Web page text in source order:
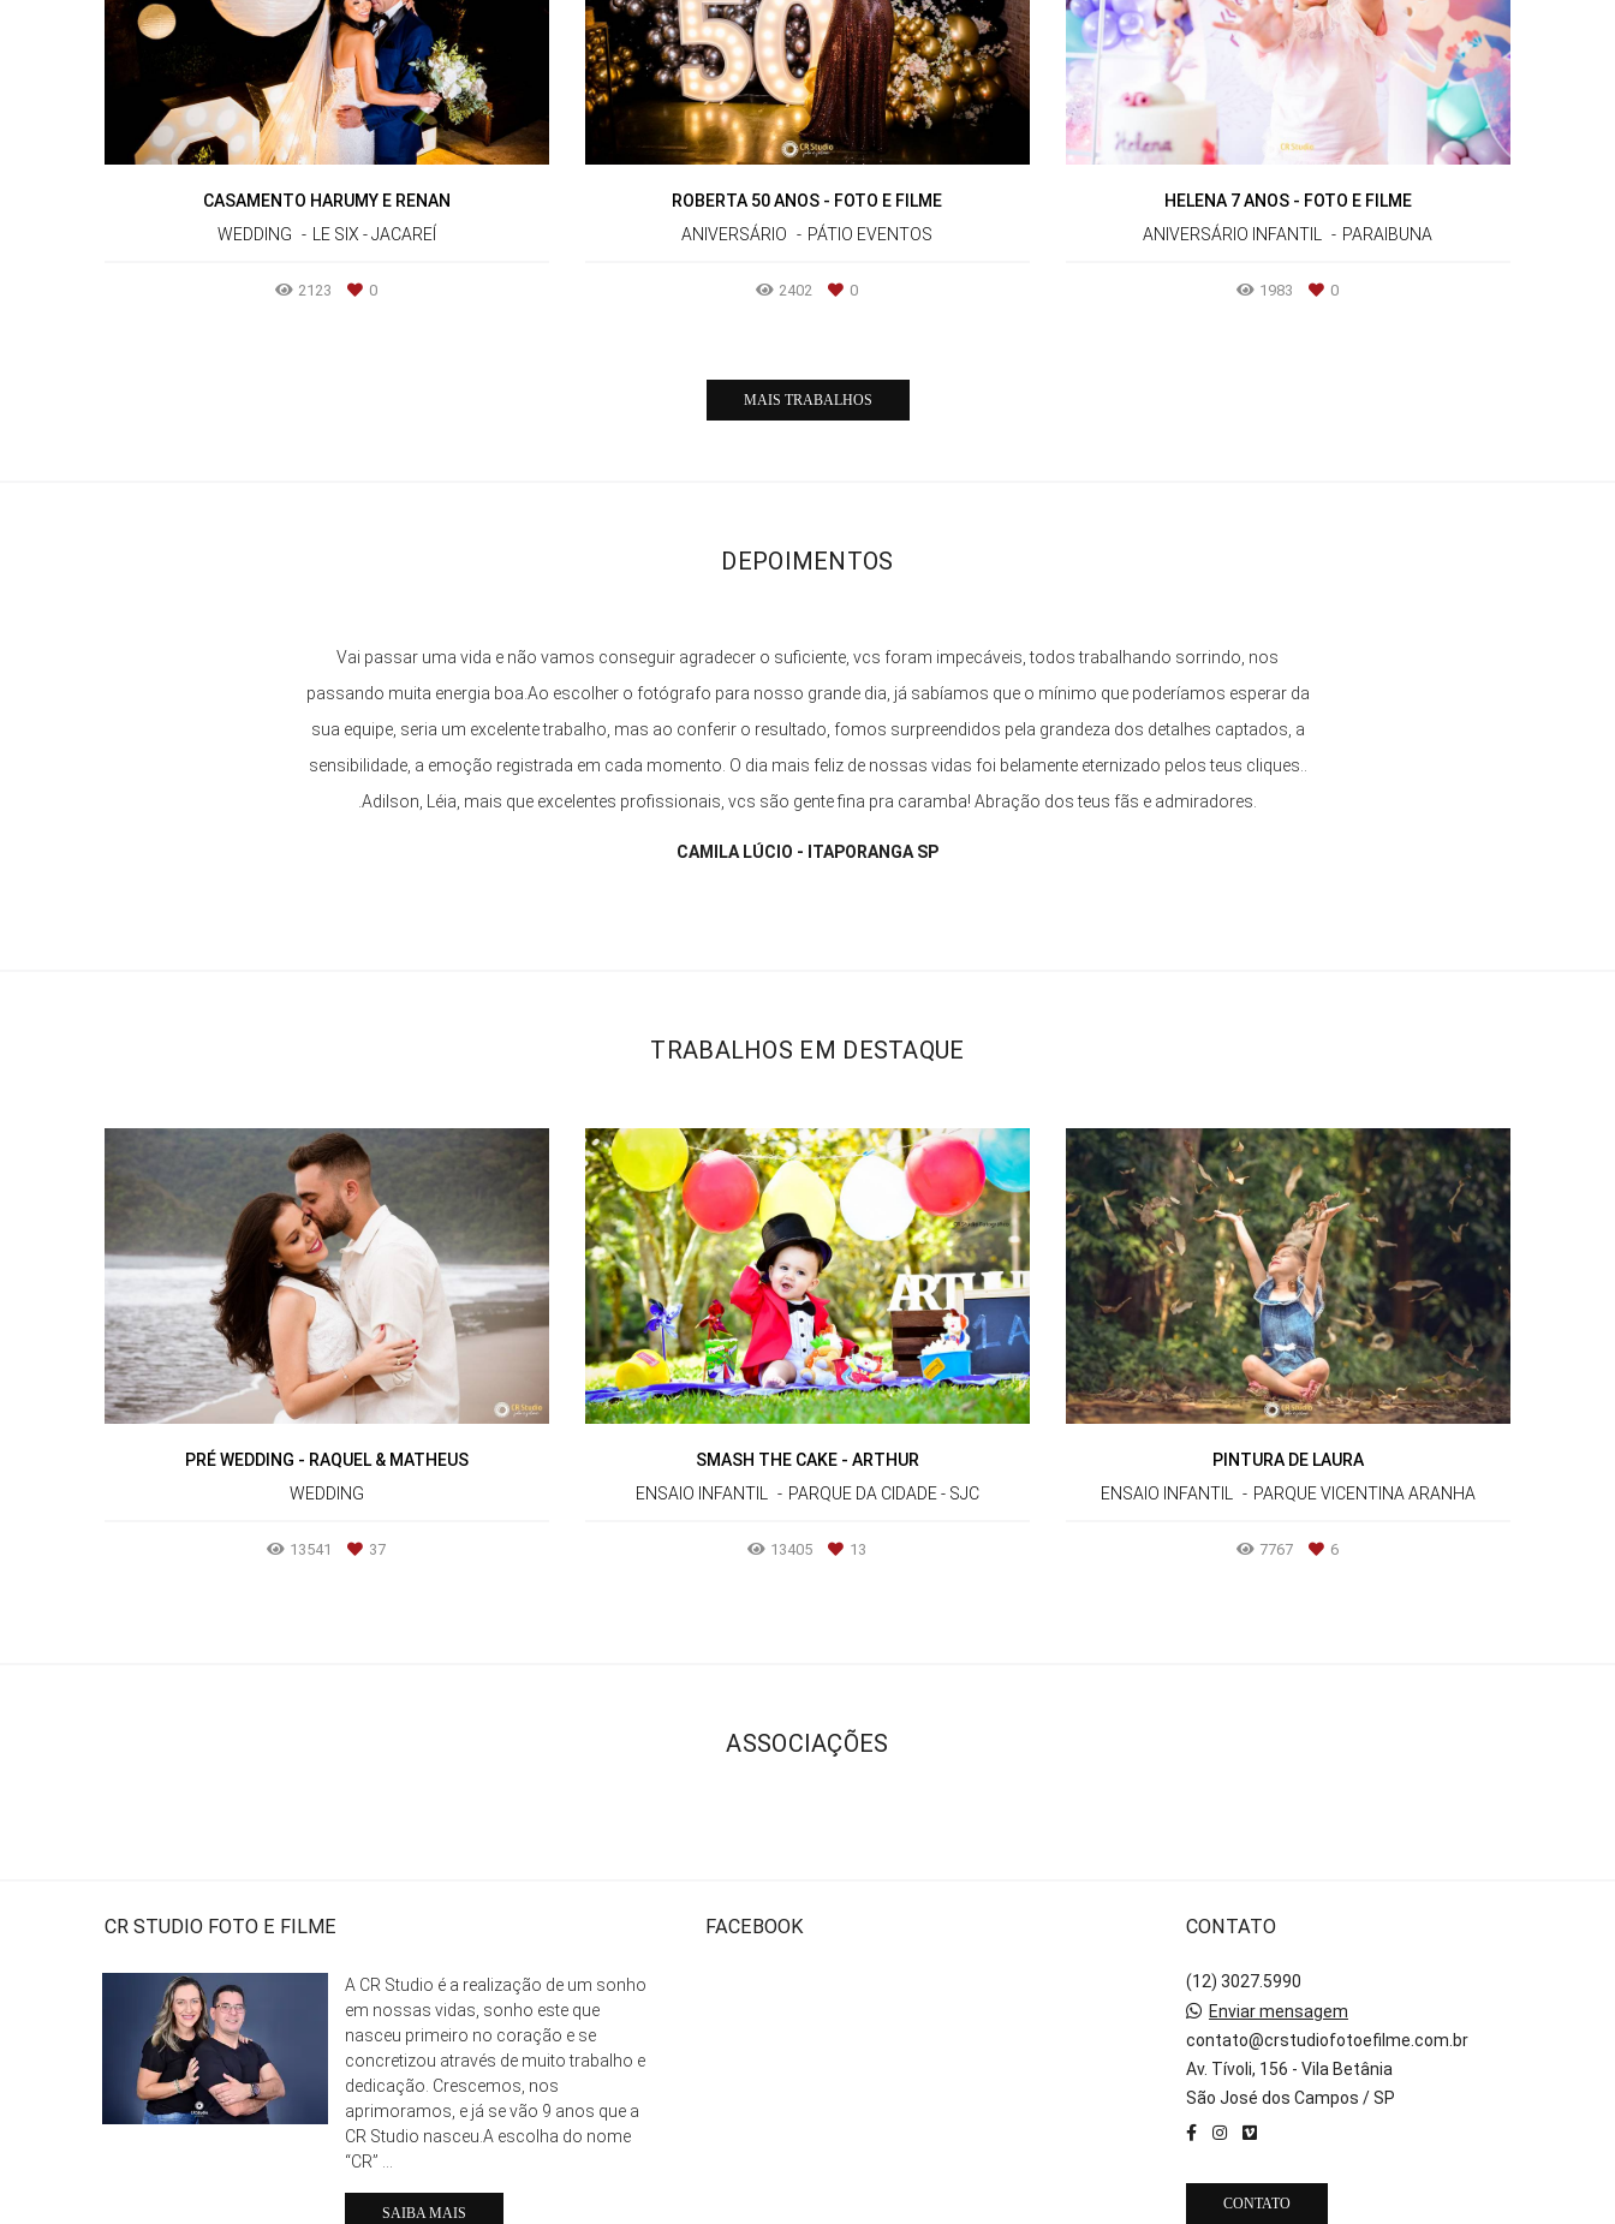
CASAMENTO HARUMY E RENAN
WEDDING
LE SIX - JACAREÍ
2123 0
ROBERTA 50 ANOS - FOTO E FILME
ANIVERSÁRIO
PÁTIO EVENTOS
2402 0
HELENA 7 ANOS - FOTO E FILME
ANIVERSÁRIO INFANTIL
PARAIBUNA
1983 0
MAIS TRABALHOS
DEPOIMENTOS
Vai passar uma vida e não vamos conseguir agradecer o suficiente, vcs foram impecáveis, todos trabalhando sorrindo, nos
passando muita energia boa.Ao escolher o fotógrafo para nosso grande dia, já sabíamos que o mínimo que poderíamos esperar da
sua equipe, seria um excelente trabalho, mas ao conferir o resultado, fomos surpreendidos pela grandeza dos detalhes captados, a
sensibilidade, a emoção registrada em cada momento. O dia mais feliz de nossas vidas foi belamente eternizado pelos teus cliques..
.Adilson, Léia, mais que excelentes profissionais, vcs são gente fina pra caramba! Abração dos teus fãs e admiradores.
CAMILA LÚCIO - ITAPORANGA SP
TRABALHOS EM DESTAQUE
PRÉ WEDDING - RAQUEL & MATHEUS
WEDDING
13541 37
SMASH THE CAKE - ARTHUR
ENSAIO INFANTIL
PARQUE DA CIDADE - SJC
13405 13
PINTURA DE LAURA
ENSAIO INFANTIL
PARQUE VICENTINA ARANHA
7767 6
ASSOCIAÇÕES
CR STUDIO FOTO E FILME
A CR Studio é a realização de um sonho
em nossas vidas, sonho este que
nasceu primeiro no coração e se
concretizou através de muito trabalho e
dedicação. Crescemos, nos
aprimoramos, e já se vão 9 anos que a
CR Studio nasceu.A escolha do nome
“CR” ...
SAIBA MAIS
FACEBOOK CONTATO
(12) 3027.5990
Enviar mensagem
contato@crstudiofotoefilme.com.br
Av. Tívoli, 156 - Vila Betânia
São José dos Campos / SP
CONTATO